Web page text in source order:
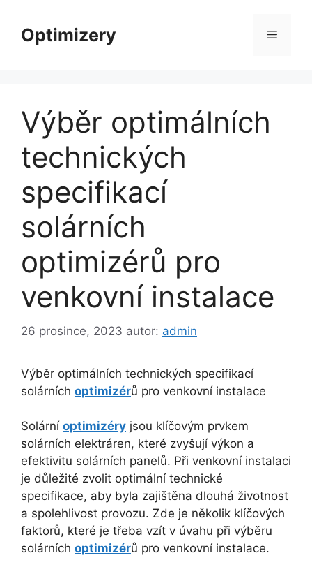
obsahOptimizery Menu
Výběr optimálních
technických
specifikací
solárních
optimizérů pro
venkovní instalace
26 prosince, 2023 autor: admin
Výběr optimálních technických specifikací
solárních optimizérů pro venkovní instalace
Solární optimizéry jsou klíčovým prvkem
solárních elektráren, které zvyšují výkon a
efektivitu solárních panelů. Při venkovní instalaci
je důležité zvolit optimální technické
specifikace, aby byla zajištěna dlouhá životnost
a spolehlivost provozu. Zde je několik klíčových
faktorů, které je třeba vzít v úvahu při výběru
solárních optimizérů pro venkovní instalace.